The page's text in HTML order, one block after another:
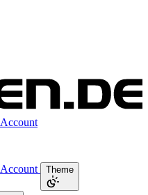
Account
Account Theme